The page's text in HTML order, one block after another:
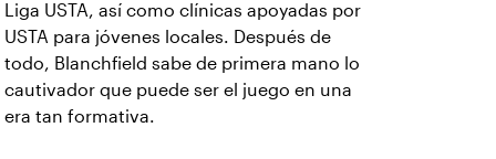
Liga USTA, así como clínicas apoyadas por
USTA para jóvenes locales. Después de
todo, Blanchfield sabe de primera mano lo
cautivador que puede ser el juego en una
era tan formativa.